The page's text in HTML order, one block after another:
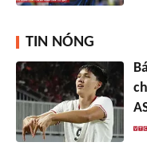
TIN NÓNG